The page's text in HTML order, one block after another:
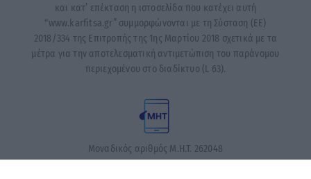
και κατ’ επέκταση η ιστοσελίδα που κατέχει αυτή
“www.karfitsa.gr” συμμορφώνονται με τη Σύσταση (ΕΕ)
2018/334 της Επιτροπής της 1ης Μαρτίου 2018 σχετικά με τα
μέτρα για την αποτελεσματική αντιμετώπιση του παράνομου
περιεχομένου στο διαδίκτυο (L 63).
Μοναδικός αριθμός Μ.Η.Τ. 262048